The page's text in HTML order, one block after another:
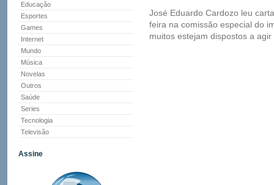
Educação
Esportes
Games
Internet
Mundo
Música
Novelas
Outros
Saúde
Series
Tecnologia
Televisão
Assine
José Eduardo Cardozo leu
feira na comissão especial do
muitos estejam dispostos a agir